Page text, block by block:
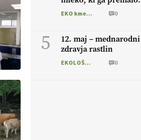
cenimo«EKO kmetijstvo 0
5
12. maj –
zdravja rastlin
EKOLOŠKO LOGIČNO 0